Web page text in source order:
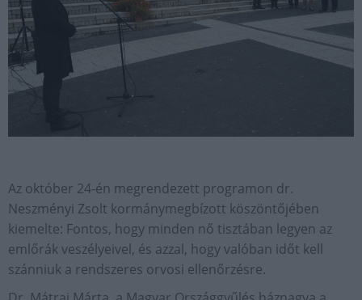
Az október 24-én megrendezett programon dr.
Neszményi Zsolt kormánymegbízott köszöntőjében
kiemelte: Fontos, hogy minden nő tisztában legyen az
emlőrák veszélyeivel, és azzal, hogy valóban időt kell
szánniuk a rendszeres orvosi ellenőrzésre.